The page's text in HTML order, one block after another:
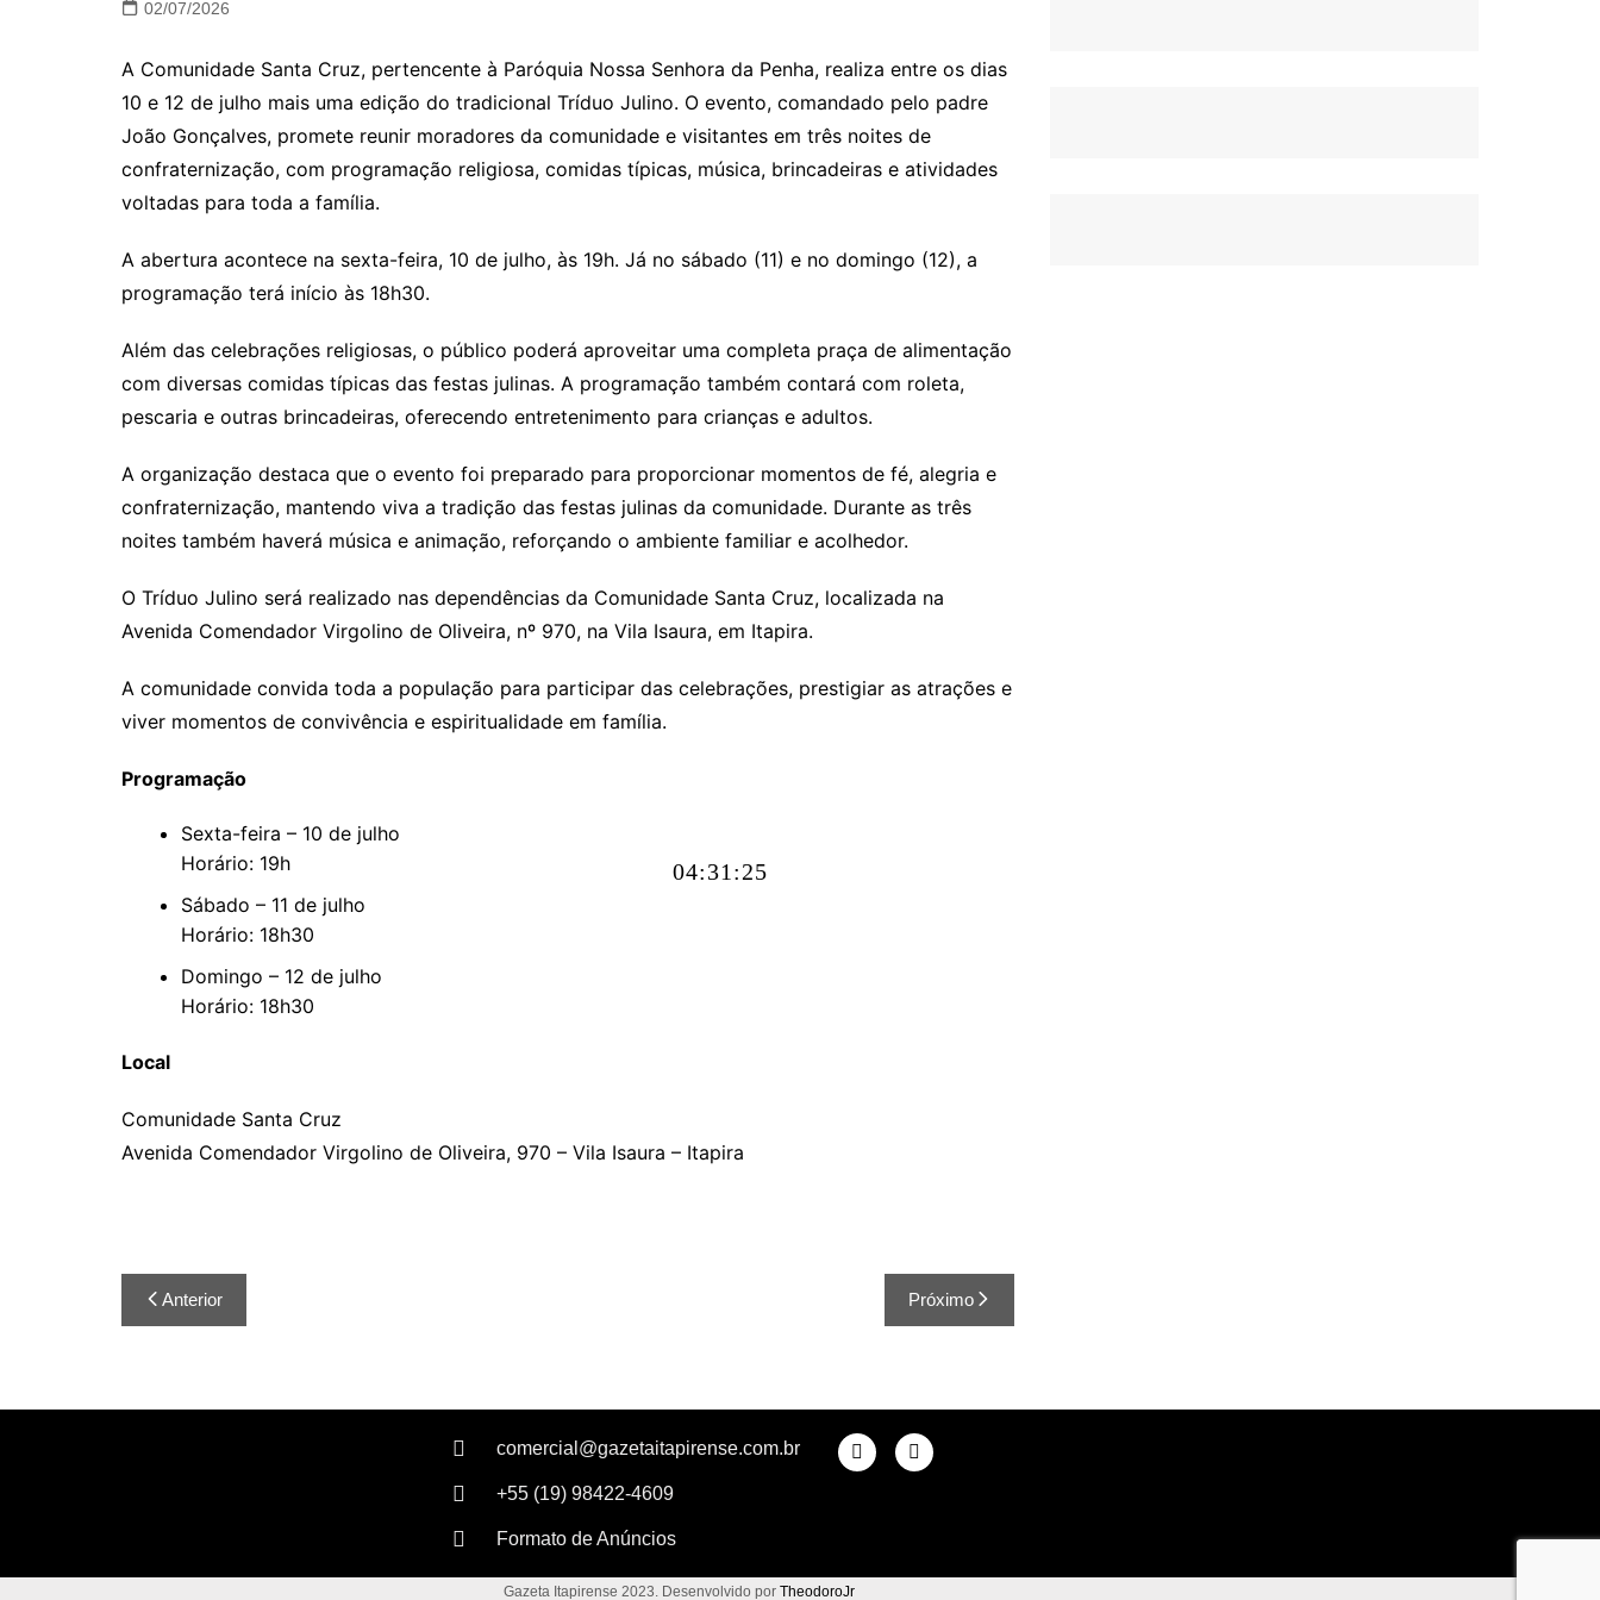
04:31:25
02/07/2026
A Comunidade Santa Cruz, pertencente à Paróquia Nossa Senhora da Penha, realiza entre os dias
10 e 12 de julho mais uma edição do tradicional Tríduo Julino. O evento, comandado pelo padre
João Gonçalves, promete reunir moradores da comunidade e visitantes em três noites de
confraternização, com programação religiosa, comidas típicas, música, brincadeiras e atividades
voltadas para toda a família.
A abertura acontece na sexta-feira, 10 de julho, às 19h. Já no sábado (11) e no domingo (12), a
programação terá início às 18h30.
Além das celebrações religiosas, o público poderá aproveitar uma completa praça de alimentação
com diversas comidas típicas das festas julinas. A programação também contará com roleta,
pescaria e outras brincadeiras, oferecendo entretenimento para crianças e adultos.
A organização destaca que o evento foi preparado para proporcionar momentos de fé, alegria e
confraternização, mantendo viva a tradição das festas julinas da comunidade. Durante as três
noites também haverá música e animação, reforçando o ambiente familiar e acolhedor.
O Tríduo Julino será realizado nas dependências da Comunidade Santa Cruz, localizada na
Avenida Comendador Virgolino de Oliveira, nº 970, na Vila Isaura, em Itapira.
A comunidade convida toda a população para participar das celebrações, prestigiar as atrações e
viver momentos de convivência e espiritualidade em família.
Programação
Sexta-feira – 10 de julho
Horário: 19h
Sábado – 11 de julho
Horário: 18h30
Domingo – 12 de julho
Horário: 18h30
Local
Comunidade Santa Cruz
Avenida Comendador Virgolino de Oliveira, 970 – Vila Isaura – Itapira
Anterior Próximo
comercial@gazetaitapirense.com.br
+55 (19) 98422-4609
Formato de Anúncios
Gazeta Itapirense 2023. Desenvolvido por TheodoroJr